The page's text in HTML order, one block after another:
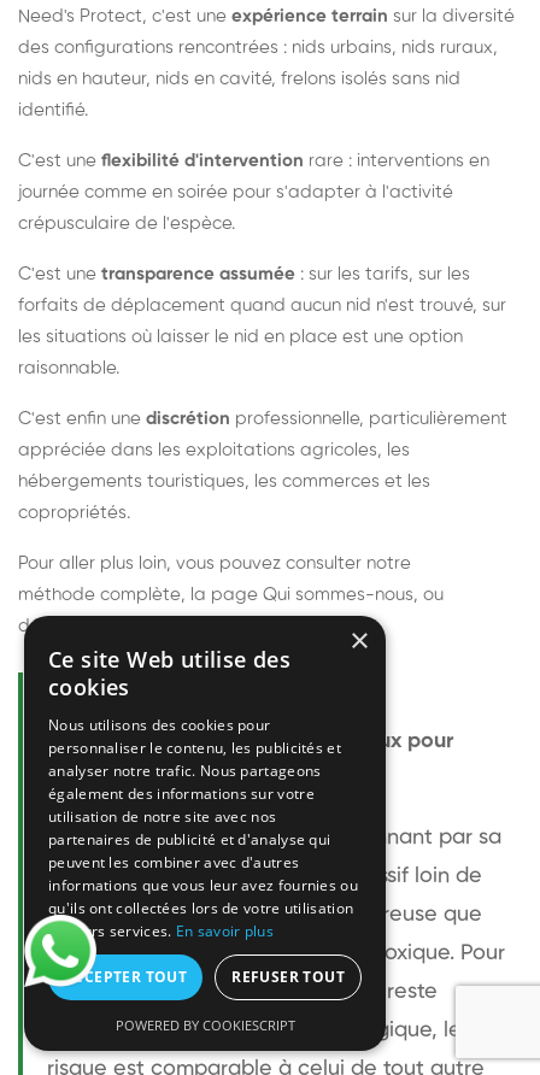
Need's Protect, c'est une expérience terrain sur la diversité
des configurations rencontrées : nids urbains, nids ruraux,
nids en hauteur, nids en cavité, frelons isolés sans nid
identifié.
C'est une flexibilité d'intervention rare : interventions en
journée comme en soirée pour s'adapter à l'activité
crépusculaire de l'espèce.
C'est une transparence assumée : sur les tarifs, sur les
forfaits de déplacement quand aucun nid n'est trouvé, sur
les situations où laisser le nid en place est une option
raisonnable.
C'est enfin une discrétion professionnelle, particulièrement
appréciée dans les exploitations agricoles, les
hébergements touristiques, les commerces et les
copropriétés.
Pour aller plus loin, vous pouvez consulter notre
méthode complète, la page Qui sommes-nous, ou
découvrir
Questions fréquentes
Le frelon européen est-il dangereux pour
l'homme ?
Le frelon européen est impressionnant par sa
taille mais relativement peu agressif loin de
son nid. Sa piqûre est plus douloureuse que
celle d'une guêpe sans être plus toxique. Pour
une personne non allergique, elle reste
bénigne. Pour une personne allergique, le
risque est comparable à celui de tout autre
×
Ce site Web utilise des
cookies
Nous utilisons des cookies pour
personnaliser le contenu, les publicités et
analyser notre trafic. Nous partageons
également des informations sur votre
utilisation de notre site avec nos
partenaires de publicité et d'analyse qui
peuvent les combiner avec d'autres
informations que vous leur avez fournies ou
qu'ils ont collectées lors de votre utilisation
de leurs services. En savoir plus
ACCEPTER TOUT REFUSER TOUT
POWERED BY COOKIESCRIPT